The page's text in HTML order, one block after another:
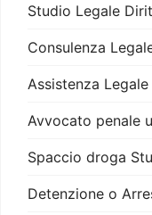
Studio Legale
Consulenza
Assistenza Legale
Avvocato penale
Spaccio droga
Detenzione o